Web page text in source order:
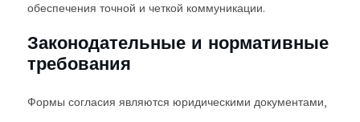
обеспечения точной и четкой коммуникации.
Законодательные и нормативные
требования
Формы согласия являются юридическими документами,